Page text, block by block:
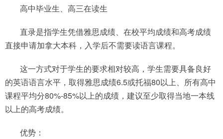
高中毕业生、高三在读生
直录是指学生凭借雅思成绩、在校平均成绩和高考成绩
直接申请加拿大本科，入学后不需要读语言课程。
这一方式对于学生的要求相对较高，学生需要具备良好
的英语语言水平，取得雅思成绩6.5或托福80以上、所有高中
课程平均分80%-85%以上的成绩，建议至少取得当地一本线
以上的高考成绩。
优势：